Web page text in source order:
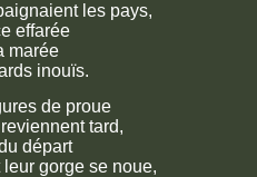
les pays,
effarée
marée
inouïs.
de proue
tard,
départ
gorge se noue,